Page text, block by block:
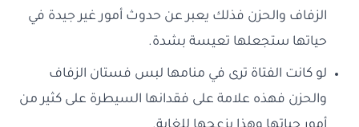
الزفاف والحزن فذلك يعبر عن حدوث أمور غير جيدة في
حياتها ستجعلها تعيسة بشدة.
لو كانت الفتاة ترى في منامها لبس فستان الزفاف
والحزن فهذه علامة على فقدانها السيطرة على كثير من